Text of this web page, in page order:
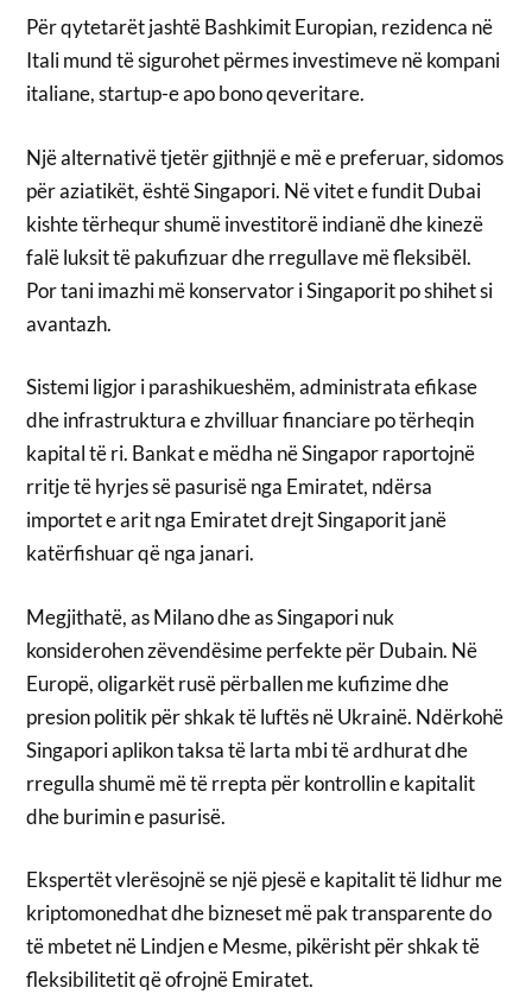
Për qytetarët jashtë Bashkimit Europian, rezidenca në
Itali mund të sigurohet përmes investimeve në kompani
italiane, startup-e apo bono qeveritare.
Një alternativë tjetër gjithnjë e më e preferuar, sidomos
për aziatikët, është Singapori. Në vitet e fundit Dubai
kishte tërhequr shumë investitorë indianë dhe kinezë
falë luksit të pakufizuar dhe rregullave më fleksibël.
Por tani imazhi më konservator i Singaporit po shihet si
avantazh.
Sistemi ligjor i parashikueshëm, administrata efikase
dhe infrastruktura e zhvilluar financiare po tërheqin
kapital të ri. Bankat e mëdha në Singapor raportojnë
rritje të hyrjes së pasurisë nga Emiratet, ndërsa
importet e arit nga Emiratet drejt Singaporit janë
katërfishuar që nga janari.
Megjithatë, as Milano dhe as Singapori nuk
konsiderohen zëvendësime perfekte për Dubain. Në
Europë, oligarkët rusë përballen me kufizime dhe
presion politik për shkak të luftës në Ukrainë. Ndërkohë
Singapori aplikon taksa të larta mbi të ardhurat dhe
rregulla shumë më të rrepta për kontrollin e kapitalit
dhe burimin e pasurisë.
Ekspertët vlerësojnë se një pjesë e kapitalit të lidhur me
kriptomonedhat dhe bizneset më pak transparente do
të mbetet në Lindjen e Mesme, pikërisht për shkak të
fleksibilitetit që ofrojnë Emiratet.